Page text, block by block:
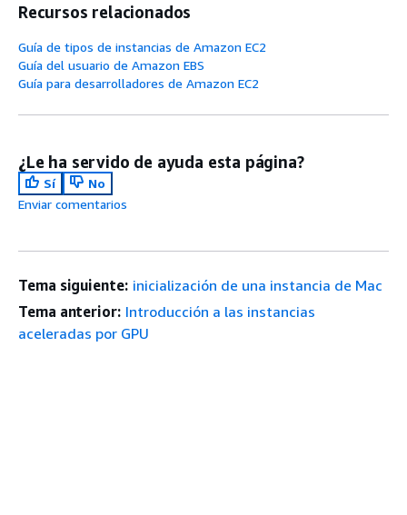
Recursos relacionados
Guía de tipos de instancias de Amazon EC2
Guía del usuario de Amazon EBS
Guía para desarrolladores de Amazon EC2
¿Le ha servido de ayuda esta página?
Sí
No
Enviar comentarios
Tema siguiente: inicialización de una instancia de Mac
Tema anterior: Introducción a las instancias
aceleradas por GPU